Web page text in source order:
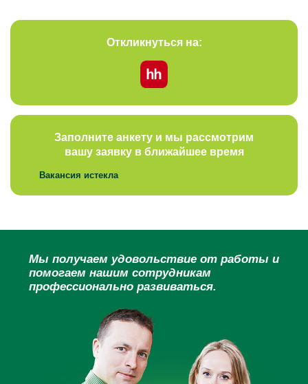
Откликнуться на:
Заполните анкету и мы рассмотрим
вашу заявку в ближайшее время
Вакансия истекла
Мы получаем удовольствие от работы и
помогаем нашим сотрудникам
профессионально развиваться.